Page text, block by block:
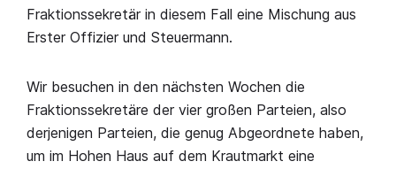
Fraktionssekretär in diesem Fall eine Mischung aus
Erster Offizier und Steuermann.
Wir besuchen in den nächsten Wochen die
Fraktionssekretäre der vier großen Parteien, also
derjenigen Parteien, die genug Abgeordnete haben,
um im Hohen Haus auf dem Krautmarkt eine